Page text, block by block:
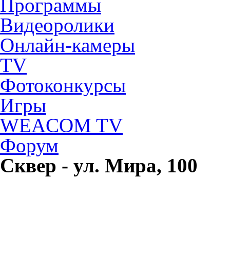
Программы
Видеоролики
Онлайн-камеры
TV
Фотоконкурсы
Игры
WEACOM TV
Форум
Сквер - ул. Мира, 100